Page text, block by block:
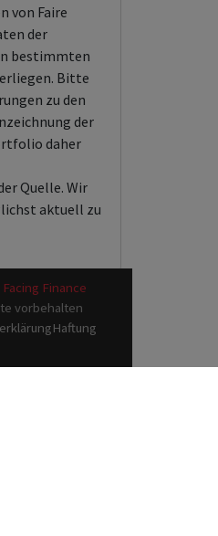
von Faire
der
bestimmten
Bitte
zu den
der
daher
Quelle. Wir
aktuell zu
Facing Finance
vorbehalten
Haftung